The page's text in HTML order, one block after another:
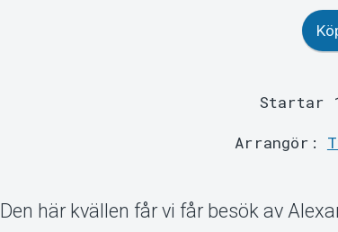
Startar
Arrangör:
Den här kvällen får vi får besök av